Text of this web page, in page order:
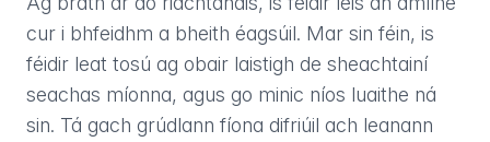
cur i bhfeidhm a bheith éagsúil. Mar sin féin, is
féidir leat tosú ag obair laistigh de sheachtainí
seachas míonna, agus go minic níos luaithe ná
sin. Tá gach grúdlann fíona difriúil ach leanann